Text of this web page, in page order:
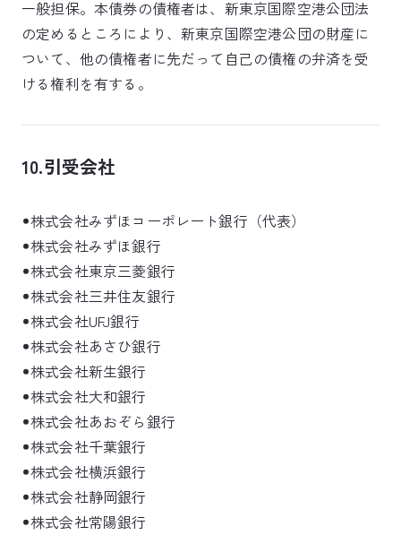
一般担保。本債券の債権者は、新東京国際空港公団法
の定めるところにより、新東京国際空港公団の財産に
ついて、他の債権者に先だって自己の債権の弁済を受
ける権利を有する。
10.引受会社
株式会社みずほコーポレート銀行（代表）
株式会社みずほ銀行
株式会社東京三菱銀行
株式会社三井住友銀行
株式会社UFJ銀行
株式会社あさひ銀行
株式会社新生銀行
株式会社大和銀行
株式会社あおぞら銀行
株式会社千葉銀行
株式会社横浜銀行
株式会社静岡銀行
株式会社常陽銀行